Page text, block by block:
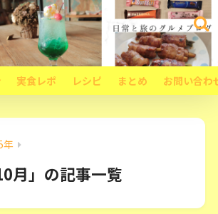
実食レポ レシピ まとめ お問い合わ
年
月」の記事一覧